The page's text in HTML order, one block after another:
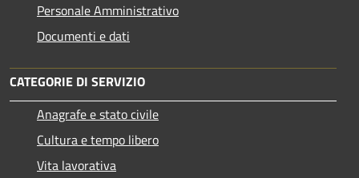
Personale Amministrativo
Documenti e dati
CATEGORIE DI SERVIZIO
Anagrafe e stato civile
Cultura e tempo libero
Vita lavorativa